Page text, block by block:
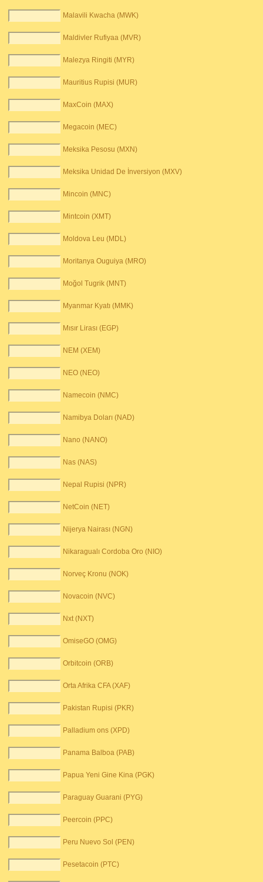
Malavili Kwacha (MWK)
Maldivler Rufiyaa (MVR)
Malezya Ringiti (MYR)
Mauritius Rupisi (MUR)
MaxCoin (MAX)
Megacoin (MEC)
Meksika Pesosu (MXN)
Meksika Unidad De İnversiyon (MXV)
Mincoin (MNC)
Mintcoin (XMT)
Moldova Leu (MDL)
Moritanya Ouguiya (MRO)
Moğol Tugrik (MNT)
Myanmar Kyatı (MMK)
Mısır Lirası (EGP)
NEM (XEM)
NEO (NEO)
Namecoin (NMC)
Namibya Doları (NAD)
Nano (NANO)
Nas (NAS)
Nepal Rupisi (NPR)
NetCoin (NET)
Nijerya Nairası (NGN)
Nikaragualı Cordoba Oro (NIO)
Norveç Kronu (NOK)
Novacoin (NVC)
Nxt (NXT)
OmiseGO (OMG)
Orbitcoin (ORB)
Orta Afrika CFA (XAF)
Pakistan Rupisi (PKR)
Palladium ons (XPD)
Panama Balboa (PAB)
Papua Yeni Gine Kina (PGK)
Paraguay Guarani (PYG)
Peercoin (PPC)
Peru Nuevo Sol (PEN)
Pesetacoin (PTC)